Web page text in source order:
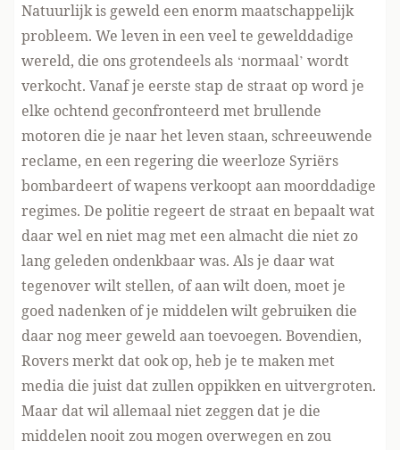
Natuurlijk is geweld een enorm maatschappelijk
probleem. We leven in een veel te gewelddadige
wereld, die ons grotendeels als ‘normaal’ wordt
verkocht. Vanaf je eerste stap de straat op word je
elke ochtend geconfronteerd met brullende
motoren die je naar het leven staan, schreeuwende
reclame, en een regering die weerloze Syriërs
bombardeert of wapens verkoopt aan moorddadige
regimes. De politie regeert de straat en bepaalt wat
daar wel en niet mag met een almacht die niet zo
lang geleden ondenkbaar was. Als je daar wat
tegenover wilt stellen, of aan wilt doen, moet je
goed nadenken of je middelen wilt gebruiken die
daar nog meer geweld aan toevoegen. Bovendien,
Rovers merkt dat ook op, heb je te maken met
media die juist dat zullen oppikken en uitvergroten.
Maar dat wil allemaal niet zeggen dat je die
middelen nooit zou mogen overwegen en zou